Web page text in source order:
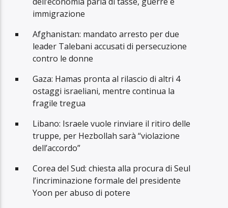
immigrazione
Afghanistan: mandato arresto per due
leader Talebani accusati di persecuzione
contro le donne
Gaza: Hamas pronta al rilascio di altri 4
ostaggi israeliani, mentre continua la
fragile tregua
Libano: Israele vuole rinviare il ritiro delle
truppe, per Hezbollah sarà “violazione
dell’accordo”
Corea del Sud: chiesta alla procura di Seul
l’incriminazione formale del presidente
Yoon per abuso di potere